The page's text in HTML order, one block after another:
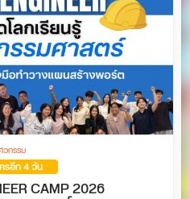
วกรรม
รอีก 4 วัน
CAMP 2026